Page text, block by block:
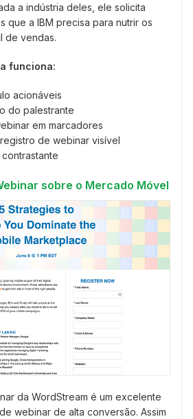
a indústria deles, ele solicita
que a IBM precisa para nutrir os
de vendas.
funciona:
acionáveis
do palestrante
em marcadores
de webinar visível
sobre o Mercado Móvel
da WordStream é um excelente
webinar de alta conversão. Assim